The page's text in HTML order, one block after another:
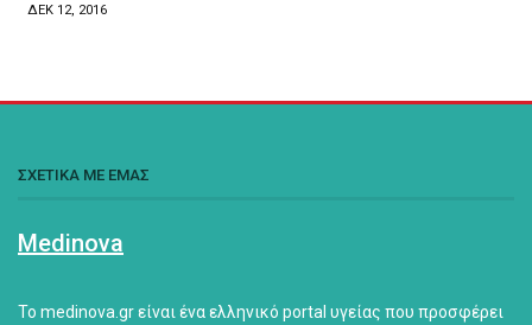
ΔΕΚ 12, 2016
ΣΧΕΤΙΚΑ ΜΕ ΕΜΑΣ
Medinova
Το medinova.gr είναι ένα ελληνικό portal υγείας που προσφέρει